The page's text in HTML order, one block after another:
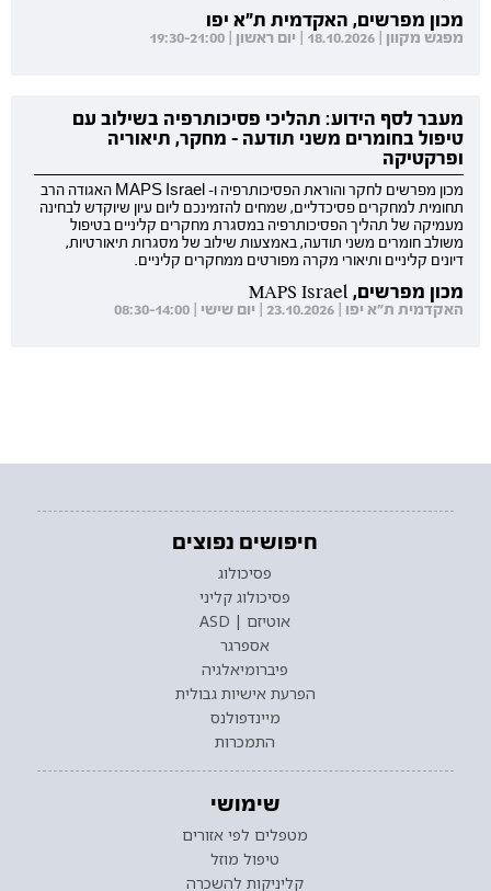
מכון מפרשים, האקדמית ת"א יפו
מפגש מקוון | 18.10.2026 | יום ראשון | 19:30-21:00
מעבר לסף הידוע: תהליכי פסיכותרפיה בשילוב עם
טיפול בחומרים משני תודעה - מחקר, תיאוריה
ופרקטיקה
מכון מפרשים לחקר והוראת הפסיכותרפיה ו- MAPS Israel האגודה הרב
תחומית למחקרים פסיכדליים, שמחים להזמינכם ליום עיון שיוקדש לבחינה
מעמיקה של תהליך הפסיכותרפיה במסגרת מחקרים קליניים בטיפול
משולב חומרים משני תודעה, באמצעות שילוב של מסגרות תיאורטיות,
דיונים קליניים ותיאורי מקרה מפורטים ממחקרים קליניים.
מכון מפרשים, MAPS Israel
האקדמית ת"א יפו | 23.10.2026 | יום שישי | 08:30-14:00
חיפושים נפוצים
פסיכולוג
פסיכולוג קליני
אוטיזם | ASD
אספרגר
פיברומיאלגיה
הפרעת אישיות גבולית
מיינדפולנס
התמכרות
שימושי
מטפלים לפי אזורים
טיפול מוזל
קליניקות להשכרה